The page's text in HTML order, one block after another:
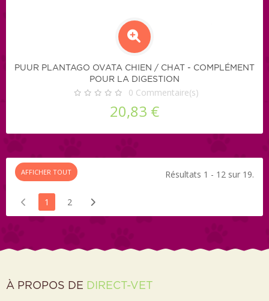
PUUR PLANTAGO OVATA CHIEN / CHAT - COMPLÉMENT
POUR LA DIGESTION
0 Commentaire(s)
20,83 €
AFFICHER TOUT
1 2
Résultats 1 - 12 sur 19.
À PROPOS DE DIRECT-VET